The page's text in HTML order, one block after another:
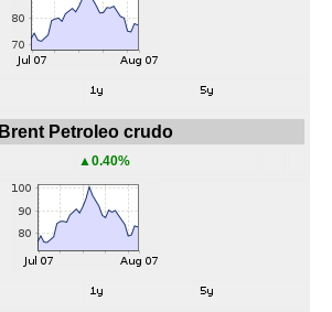
Brent Petroleo crudo
▲0.40%